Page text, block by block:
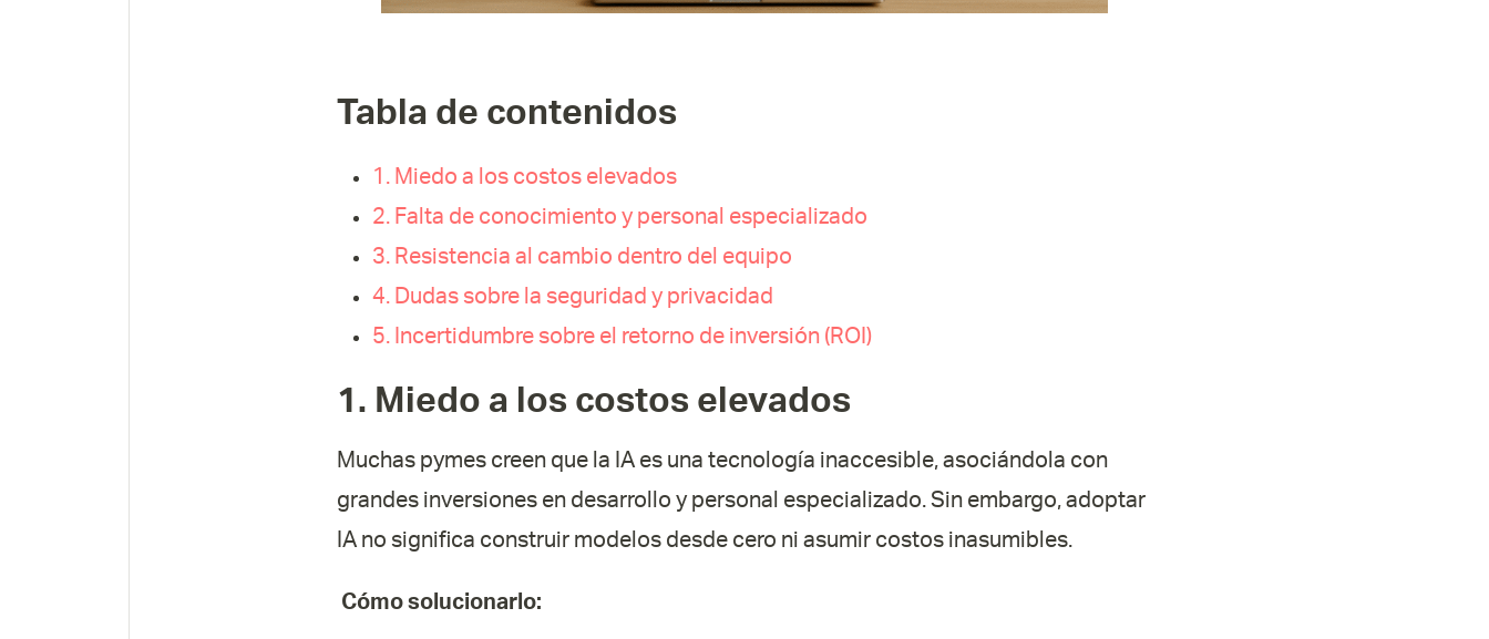
Tabla de contenidos
1. Miedo a los costos elevados
2. Falta de conocimiento y personal especializado
3. Resistencia al cambio dentro del equipo
4. Dudas sobre la seguridad y privacidad
5. Incertidumbre sobre el retorno de inversión (ROI)
1. Miedo a los costos elevados
Muchas pymes creen que la IA es una tecnología inaccesible, asociándola con
grandes inversiones en desarrollo y personal especializado. Sin embargo, adoptar
IA no significa construir modelos desde cero ni asumir costos inasumibles.
Cómo solucionarlo: